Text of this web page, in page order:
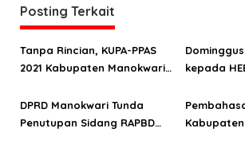
a
s
i
o
s
Posting Terkait
Tanpa Rincian, KUPA-PPAS
2021 Kabupaten Manokwari
kepada
Pelayanan
DPRD Manokwari Tunda
Penutupan Sidang RAPBD